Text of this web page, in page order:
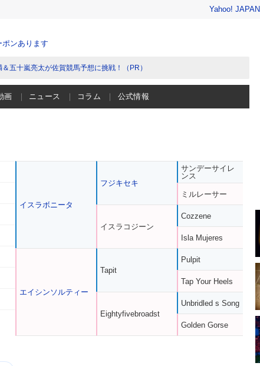
Yahoo! JAPAN
ポンあります
＆五十嵐亮太が佐賀競馬予想に挑戦！（PR）
画 ニュース コラム 公式情報
イスラボニータ
エイシンソルティー
フジキセキ
イスラコジーン
Tapit
Eightyfivebroadst
サンデーサイレ
ンス
ミルレーサー
Cozzene
Isla Mujeres
Pulpit
Tap Your Heels
Unbridled s Song
Golden Gorse